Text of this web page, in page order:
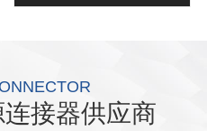
接器供应商